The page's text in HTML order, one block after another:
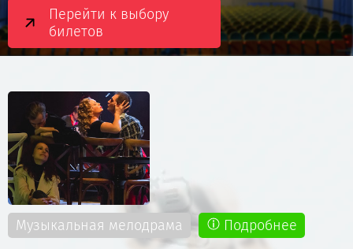
Перейти к выбору
билетов
Музыкальная мелодрама Подробнее